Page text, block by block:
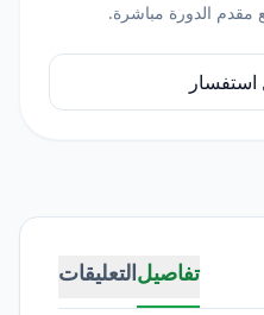
تفاصيلالتعليقات
الدورة مباشرة.